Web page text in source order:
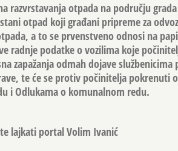
razvrstavanja otpada na području
otpad koji građani pripreme za
a to se prvenstveno odnosi na
radnje podatke o vozilima koje
zapažanja odmah dojave
te će se protiv počinitelja pokrenuti
i Odlukama o komunalnom redu.
lajkati portal Volim Ivanić